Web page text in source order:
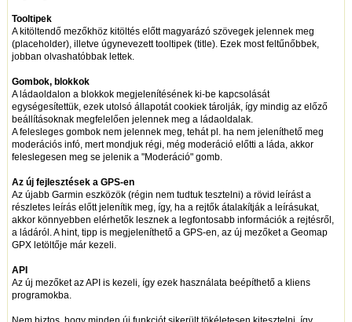
Tooltipek
A kitöltendő mezőkhöz kitöltés előtt magyarázó szövegek jelennek meg
(placeholder), illetve úgynevezett tooltipek (title). Ezek most feltűnőbbek,
jobban olvashatóbbak lettek.
Gombok, blokkok
A ládaoldalon a blokkok megjelenítésének ki-be kapcsolását
egységesítettük, ezek utolsó állapotát cookiek tárolják, így mindig az előző
beállításoknak megfelelően jelennek meg a ládaoldalak.
A felesleges gombok nem jelennek meg, tehát pl. ha nem jeleníthető meg
moderációs infó, mert mondjuk régi, még moderáció előtti a láda, akkor
feleslegesen meg se jelenik a "Moderáció" gomb.
Az új fejlesztések a GPS-en
Az újabb Garmin eszközök (régin nem tudtuk tesztelni) a rövid leírást a
részletes leírás előtt jelenítik meg, így, ha a rejtők átalakítják a leírásukat,
akkor könnyebben elérhetők lesznek a legfontosabb információk a rejtésről,
a ládáról. A hint, tipp is megjeleníthető a GPS-en, az új mezőket a Geomap
GPX letöltője már kezeli.
API
Az új mezőket az API is kezeli, így ezek használata beépíthető a kliens
programokba.